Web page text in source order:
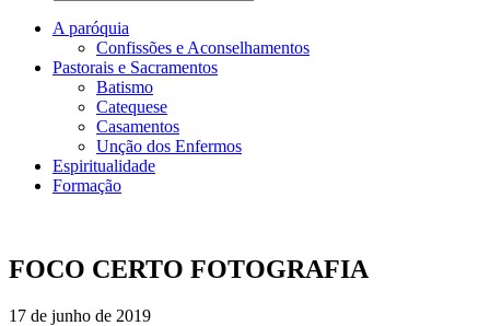
A paróquia
Confissões e Aconselhamentos
Pastorais e Sacramentos
Batismo
Catequese
Casamentos
Unção dos Enfermos
Espiritualidade
Formação
FOCO CERTO FOTOGRAFIA
17 de junho de 2019